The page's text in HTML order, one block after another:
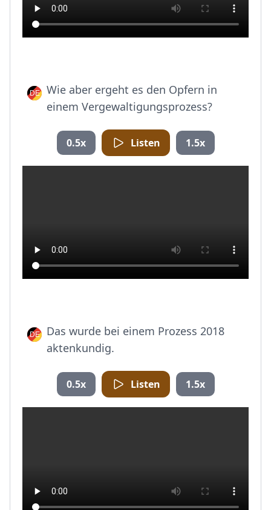
Wie aber ergeht es den Opfern in
einem Vergewaltigungsprozess?
0.5x Listen 1.5x
Das wurde bei einem Prozess 2018
aktenkundig.
0.5x Listen 1.5x